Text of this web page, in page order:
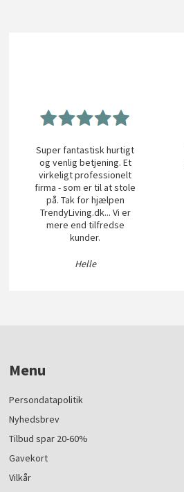
Super fantastisk hurtigt
og venlig betjening. Et
virkeligt professionelt
firma - som er til at stole
på. Tak for hjælpen
TrendyLiving.dk... Vi er
mere end tilfredse
kunder.
Helle
Menu
Persondatapolitik
Nyhedsbrev
Tilbud spar 20-60%
Gavekort
Vilkår